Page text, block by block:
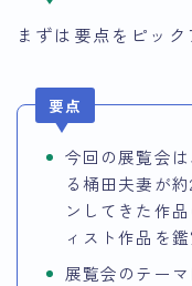
まずは要点をピック
要点
今回の展覧会
る桶田夫妻が
ンしてきた作
ィスト作品を鑑
展覧会のテー